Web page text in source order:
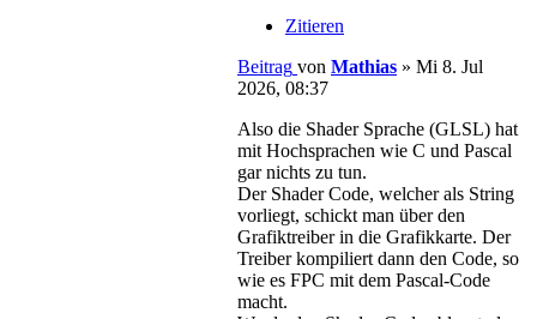
Zitieren
Beitrag von Mathias » Mi 8. Jul
2026, 08:37
Also die Shader Sprache (GLSL) hat
mit Hochsprachen wie C und Pascal
gar nichts zu tun.
Der Shader Code, welcher als String
vorliegt, schickt man über den
Grafiktreiber in die Grafikkarte. Der
Treiber kompiliert dann den Code, so
wie es FPC mit dem Pascal-Code
macht.